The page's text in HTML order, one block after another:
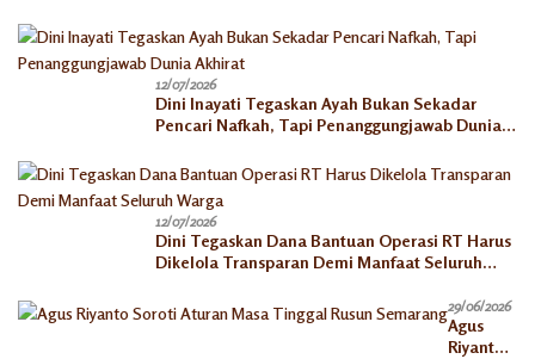
12/07/2026
Dini Inayati Tegaskan Ayah Bukan Sekadar
Pencari Nafkah, Tapi Penanggungjawab Dunia
12/07/2026
Dini Tegaskan Dana Bantuan Operasi RT Harus
Dikelola Transparan Demi Manfaat Seluruh
29/06/2026
Agus
Riyanto